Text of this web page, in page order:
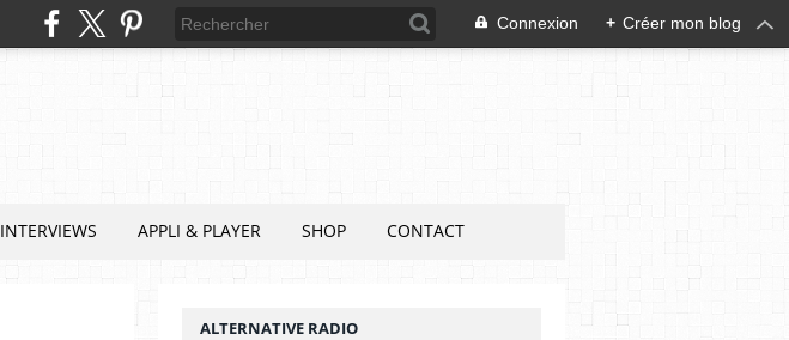
Connexion + Créer mon blog
INTERVIEWS APPLI & PLAYER SHOP CONTACT
ALTERNATIVE RADIO